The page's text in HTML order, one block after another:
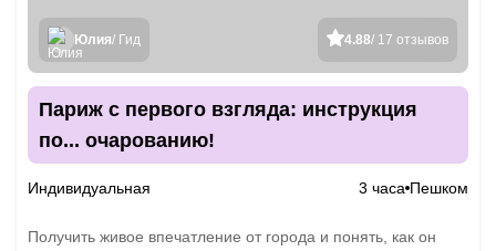
4.88/ 17 отзывов
Юлия/ Гид
Париж с первого взгляда: инструкция
по... очарованию!
Индивидуальная 3 часа Пешком
Получить живое впечатление от города и понять, как он